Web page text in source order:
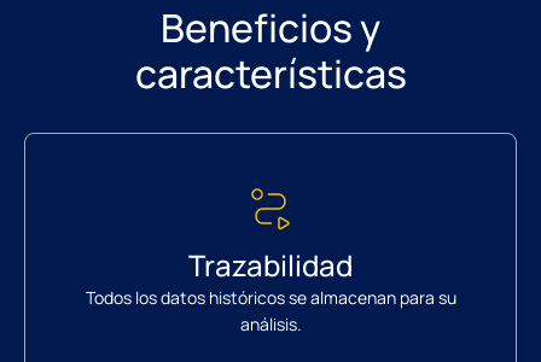
Beneficios y
características
Trazabilidad
Todos los datos históricos se almacenan para su
análisis.